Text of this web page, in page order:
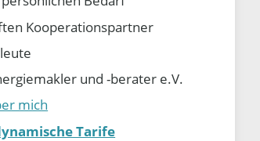
Kooperationspartner
und -berater e.V.
mich
Tarife